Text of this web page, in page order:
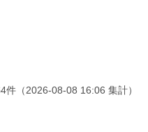
件 （2026-08-08 16:06 集計）